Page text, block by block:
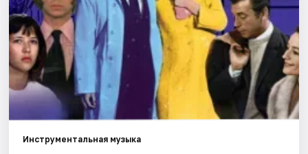
Города
Площадки
Артисты
Инструментальная музыка